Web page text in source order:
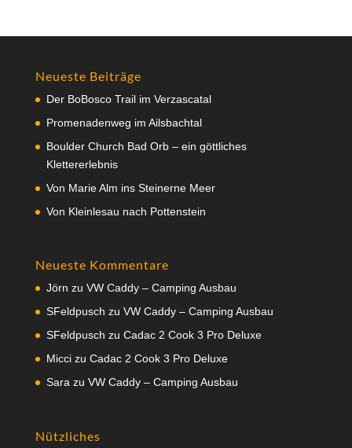
Neueste Beiträge
Der BoBosco Trail im Verzascatal
Promenadenweg im Ailsbachtal
Boulder Church Bad Orb – ein göttliches
Klettererlebnis
Von Marie Alm ins Steinerne Meer
Von Kleinlesau nach Pottenstein
Neueste Kommentare
Jörn zu VW Caddy – Camping Ausbau
SFeldpusch zu VW Caddy – Camping Ausbau
SFeldpusch zu Cadac 2 Cook 3 Pro Deluxe
Miccizu Cadac 2 Cook 3 Pro Deluxe
Sarazu VW Caddy – Camping Ausbau
Nützliches